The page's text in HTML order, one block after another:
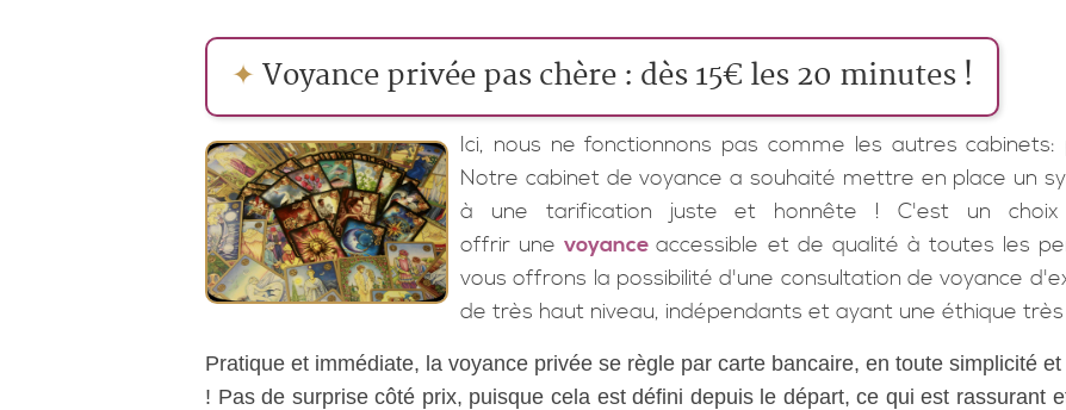
✦ Voyance privée pas chère : dès 15€ les 20 minutes !
Ici, nous ne fonctionnons pas comme les autres
Notre cabinet de voyance a souhaité mettre en place un
à une tarification juste et honnête ! C'est un
offrir unevoyance accessible et de qualité à toutes les
vous offrons la possibilité d'une consultation de voyance
de très haut niveau, indépendants et ayant une éthique
Pratique et immédiate, la voyance privée se règle par carte bancaire, en toute simplicité
! Pas de surprise côté prix, puisque cela est défini depuis le départ, ce qui est rassurant